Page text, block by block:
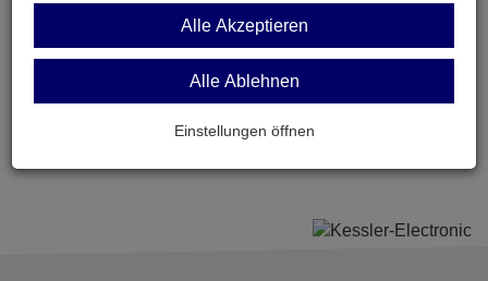
Alle Akzeptieren
Alle Ablehnen
Einstellungen öffnen